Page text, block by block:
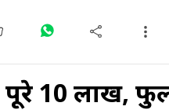
पूरे 10 लाख,